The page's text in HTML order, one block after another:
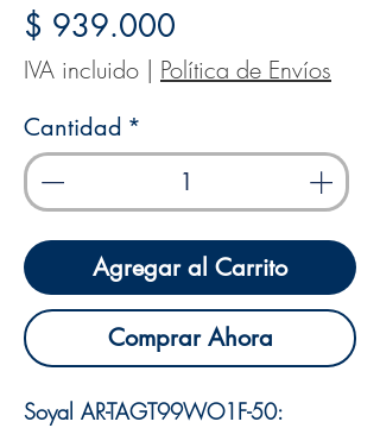
$ 939.000
IVA incluido | Política de Envíos
Cantidad *
Agregar al Carrito
Comprar Ahora
Soyal AR-TAGT99WO1F-50: